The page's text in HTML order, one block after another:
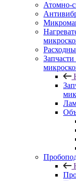
Атомно-